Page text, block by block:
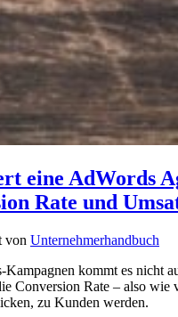
eine AdWords
Rate und
von Unternehmerhandbuch
kommt es nicht
Conversion Rate – also wie
zu Kunden werden.